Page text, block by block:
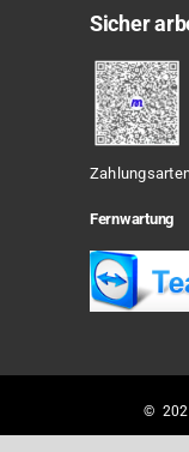
Sicher
Fernwartung
©